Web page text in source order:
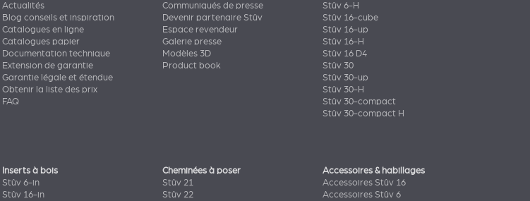
Actualités
Blog conseils et inspiration
Catalogues en ligne
Catalogues papier
Documentation technique
Extension de garantie
Garantie légale et étendue
Obtenir la liste des prix
FAQ
Communiqués de presse
Devenir partenaire Stûv
Espace revendeur
Galerie presse
Modèles 3D
Product book
Stûv 6-H
Stûv 16-cube
Stûv 16-up
Stûv 16-H
Stûv 16 D4
Stûv 30
Stûv 30-up
Stûv 30-H
Stûv 30-compact
Stûv 30-compact H
Inserts à bois
Stûv 6-in
Stûv 16-in
Cheminées à poser
Stûv 21
Stûv 22
Accessoires & habillages
Accessoires Stûv 16
Accessoires Stûv 6